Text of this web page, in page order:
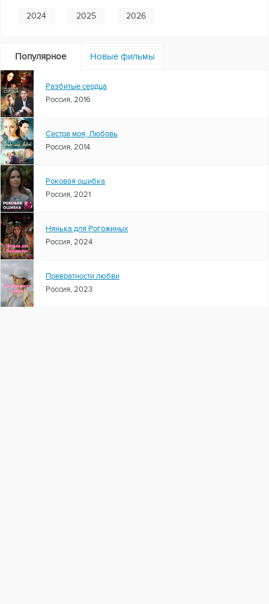
2024 2025 2026
Популярное Новые фильмы
Разбитые сердца
Россия, 2016
Сестра моя, Любовь
Россия, 2014
Роковая ошибка
Россия, 2021
Нянька для Рогожиных
Россия, 2024
Превратности любви
Россия, 2023